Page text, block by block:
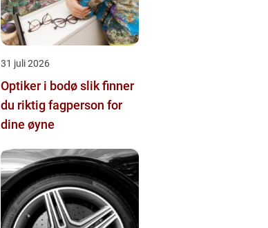
31 juli 2026
Optiker i bodø slik finner
du riktig fagperson for
dine øyne